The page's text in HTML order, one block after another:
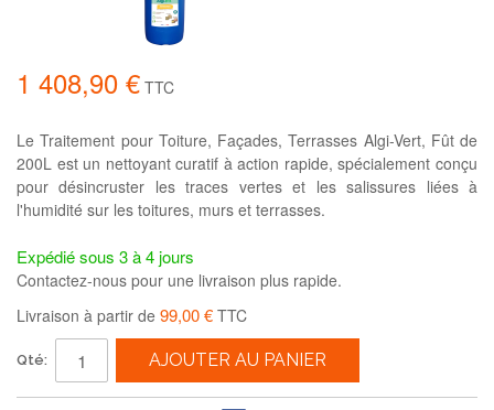
1 408,90 € TTC
Le Traitement pour Toiture, Façades, Terrasses Algi-Vert, Fût de
200L est un nettoyant curatif à action rapide, spécialement conçu
pour désincruster les traces vertes et les salissures liées à
l'humidité sur les toitures, murs et terrasses.
Expédié sous 3 à 4 jours
Contactez-nous pour une livraison plus rapide.
Livraison à partir de 99,00 € TTC
Qté: AJOUTER AU PANIER